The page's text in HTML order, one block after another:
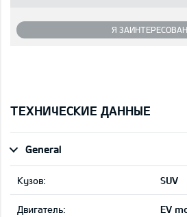
Я
ТЕХНИЧЕСКИЕ ДАННЫЕ
General
Кузов: SUV
Двигатель:
EV